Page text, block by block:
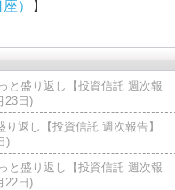
）
】
と盛り返し【投資信託 週次報
23日)
返し【投資信託 週次報告】
)
と盛り返し【投資信託 週次報
22日)